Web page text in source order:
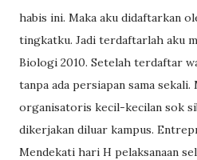
habis ini. Maka aku didaftarkan
tingkatku. Jadi terdaftarlah aku
Biologi 2010. Setelah terdaftar
tanpa ada persiapan sama sekali.
organisatoris kecil-kecilan sok
dikerjakan diluar kampus.
Mendekati hari H pelaksanaan